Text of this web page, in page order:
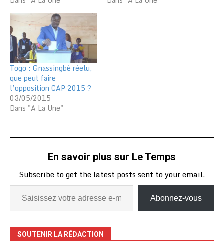
Togo : Gnassingbé réelu,
que peut faire
l’opposition CAP 2015 ?
03/05/2015
Dans "A La Une"
En savoir plus sur Le Temps
Subscribe to get the latest posts sent to your email.
Abonnez-vous
SOUTENIR LA RÉDACTION